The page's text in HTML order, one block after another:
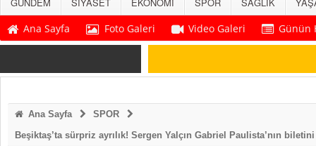
Ana Sayfa
Foto Galeri Video Galeri Günün
Ana Sayfa
SPOR
Beşiktaş’ta sürpriz ayrılık! Sergen Yalçın Gabriel Paulista’nın